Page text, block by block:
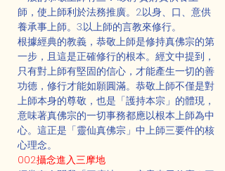
師，使上師利於法務推廣。2.以身、口、意供
養承事上師。3.以上師的言教來修行。
根據經典的教義，恭敬上師是修持真佛宗的第
一步，且這是正確修行的根本。經文中提到，
只有對上師有堅固的信心，才能產生一切的善
功德，修行才能如願圓滿。恭敬上師不僅是對
上師本身的尊敬，也是「護持本宗」的體現，
意味著真佛宗的一切事務都應以根本上師為中
心。這正是「靈仙真佛宗」中上師三要件的核
心理念。
002.攝念進入三摩地